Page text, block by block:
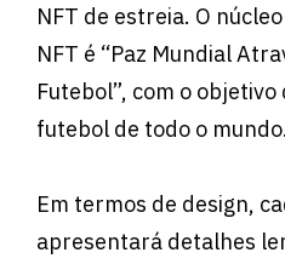
NFT de estreia. O
NFT é “Paz Mundial
Futebol”, com o
futebol de todo o mundo.
Em termos de design,
apresentará detalhes